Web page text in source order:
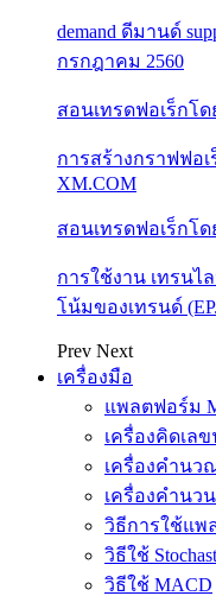
demand ดีมานด์
กรกฎาคม 2560
สอนเทรดฟอเร็กโด
การสร้างกราฟฟอเ
XM.COM
สอนเทรดฟอเร็กโด
การใช้งาน เทรน
โน้มของเทรนด์
Prev Next
เครื่องมือ
แพลตฟอร์ม
เครื่องคิดเล
เครื่องคำนว
เครื่องคำนวน
วิธีการใช้แพ
วิธีใช้
วิธีใช้ MACD